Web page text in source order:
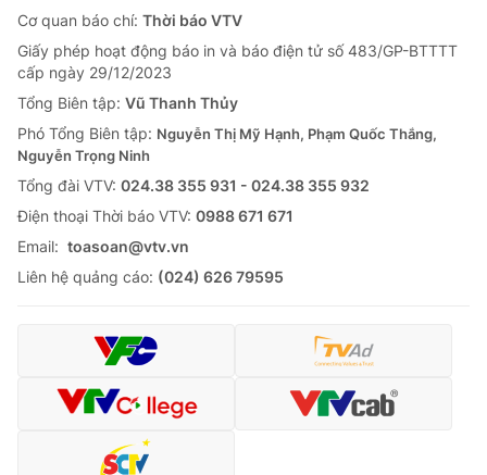
Cơ quan báo chí: Thời báo VTV
Giấy phép hoạt động báo in và báo điện tử số 483/GP-BTTTT
cấp ngày 29/12/2023
Tổng Biên tập: Vũ Thanh Thủy
Phó Tổng Biên tập: Nguyễn Thị Mỹ Hạnh, Phạm Quốc Thắng,
Nguyễn Trọng Ninh
Tổng đài VTV: 024.38 355 931 - 024.38 355 932
Ðiện thoại Thời báo VTV: 0988 671 671
Email: toasoan@vtv.vn
Liên hệ quảng cáo: (024) 626 79595